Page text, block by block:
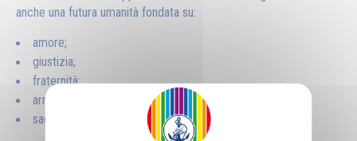
anche una futura umanità fondata su:
amore;
giustizia;
fraternità;
armonia;
saggezza.